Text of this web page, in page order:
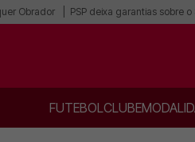
Obrador PSP deixa garantias sobre
FUTEBOLCLUBE